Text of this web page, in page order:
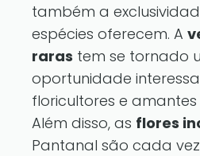
também a
espécies oferecem. A
raras tem se tornado
oportunidade
floricultores e
Além disso, as flores
Pantanal são cada